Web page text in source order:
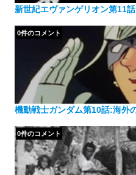
新世紀エヴァンゲリオン第11
機動戦士ガンダム第10話:海外
0件のコメント
0件のコメント